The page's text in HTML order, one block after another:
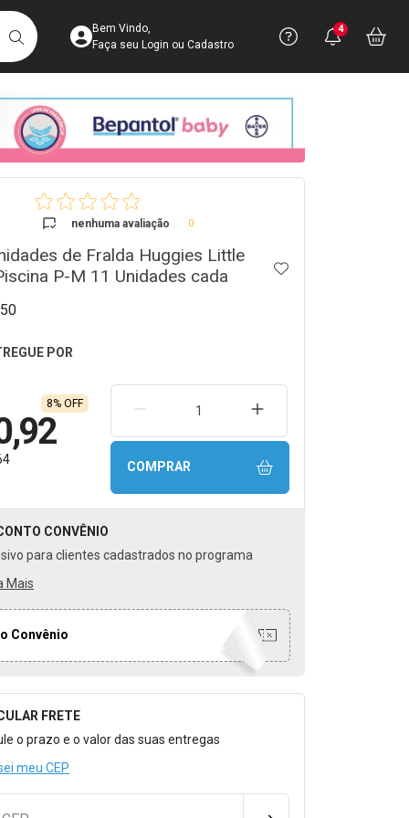
BUSCARAcesse sua Conta
Bem Vindo,
Faça seu Login ou Cadastro
Precisa
Ver Recursos
Você
4
nenhuma avaliação 0
de Fralda Huggies Little
P-M 11 Unidades cada
ADICIONAR AOS
8% OFF REMOVER UMA UNIDADEAUMENTAR UMA
COMPRAR
CONVÊNIO
para clientes cadastrados no programa
Mais
Convênio
para Calcular o Frete
FRETE
o prazo e o valor das suas entregas
meu CEP